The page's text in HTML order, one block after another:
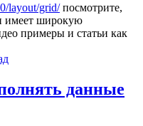
layout/grid/посмотрите,
имеет широкую
примеры и статьи как
данные